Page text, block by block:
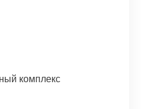
комплекс